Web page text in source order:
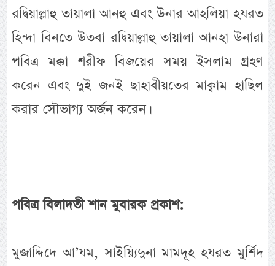
রদ্বিয়াল্লাহু তায়ালা আনহু এবং উনার আহলিয়া হযরত
হিন্দা বিনতে উতবা রদ্বিয়াল্লাহু তায়ালা আনহা উনারা
পবিত্র মক্কা শরীফ বিজয়ের সময় ইসলাম গ্রহণ
করেন এবং দুই জনই ছাহাবীয়তের মাক্বাম হাছিল
করার সৌভাগ্য অর্জন করেন।
পবিত্র বিলাদতী শান মুবারক প্রকাশ:
মুজাদ্দিদে আ’যম, সাইয়্যিদুনা মামদূহ হযরত মুর্শিদ